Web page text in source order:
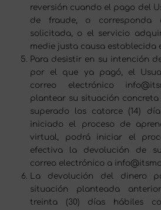
reversión cuando el pago del
de fraude, o corresponda
solicitada, o el servicio
medie justa causa establecida
Para desistir en su intención
por el que ya pagó, el
correo electrónico
plantear su situación concreta
superado los catorce (14)
iniciado el proceso de
virtual, podrá iniciar el
efectiva la devolución de
correo electrónico a
La devolución del dinero
situación planteada
treinta (30) días hábiles